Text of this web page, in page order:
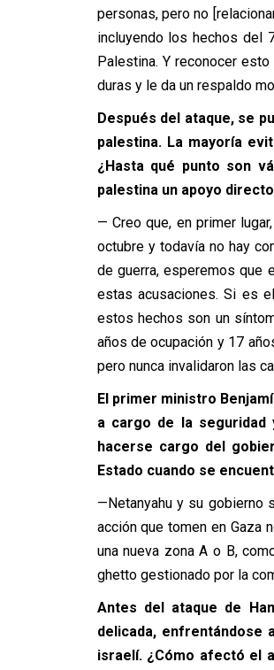
personas, pero no
incluyendo los hechos del
Palestina. Y reconocer
duras y le da un respaldo
Después del ataque, se
palestina. La mayoría
¿Hasta qué punto son
palestina un apoyo
— Creo que, en primer
octubre y todavía no hay
de guerra, esperemos que
estas acusaciones. Si es
estos hechos son un
años de ocupación y 17
pero nunca invalidaron las
El primer ministro
a cargo de la
hacerse cargo del
Estado cuando se
—Netanyahu y su gobierno
acción que tomen en Gaza
una nueva zona A o B,
ghetto gestionado por la
Antes del ataque de
delicada, enfrentándose
israelí. ¿Cómo afectó el